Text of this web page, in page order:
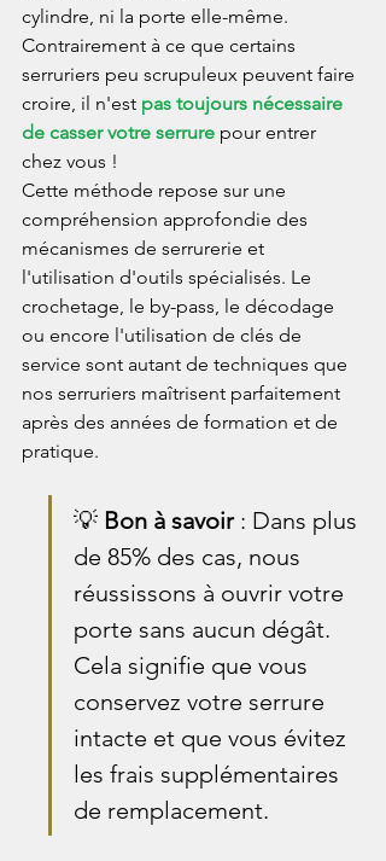
cylindre, ni la porte elle-même.
Contrairement à ce que certains
serruriers peu scrupuleux peuvent faire
croire, il n'est pas toujours nécessaire
de casser votre serrure pour entrer
chez vous !
Cette méthode repose sur une
compréhension approfondie des
mécanismes de serrurerie et
l'utilisation d'outils spécialisés. Le
crochetage, le by-pass, le décodage
ou encore l'utilisation de clés de
service sont autant de techniques que
nos serruriers maîtrisent parfaitement
après des années de formation et de
pratique.
💡 Bon à savoir : Dans plus
de 85% des cas, nous
réussissons à ouvrir votre
porte sans aucun dégât.
Cela signifie que vous
conservez votre serrure
intacte et que vous évitez
les frais supplémentaires
de remplacement.